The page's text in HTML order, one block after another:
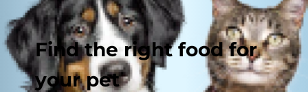
Find the right food for
your pet